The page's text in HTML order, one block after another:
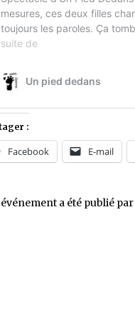
:
Facebook E-mail
événement a été publié par